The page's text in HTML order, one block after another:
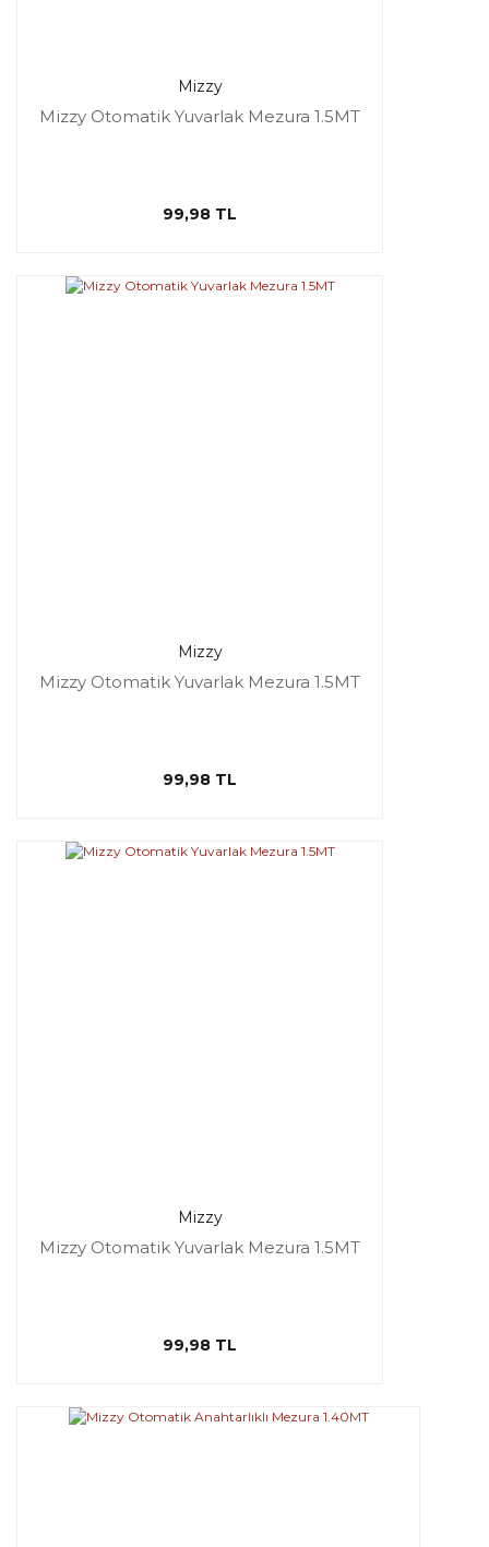
Mizzy
Mizzy Otomatik Yuvarlak Mezura 1.5MT
99,98 TL
Mizzy
Mizzy Otomatik Yuvarlak Mezura 1.5MT
99,98 TL
Mizzy
Mizzy Otomatik Yuvarlak Mezura 1.5MT
99,98 TL